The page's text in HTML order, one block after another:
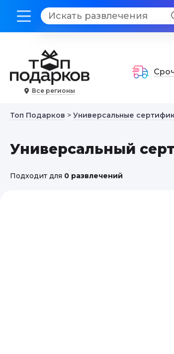
Все регионы
Топ Подарков > Универсальные
Универсальный
Подходит для 0 развлечений